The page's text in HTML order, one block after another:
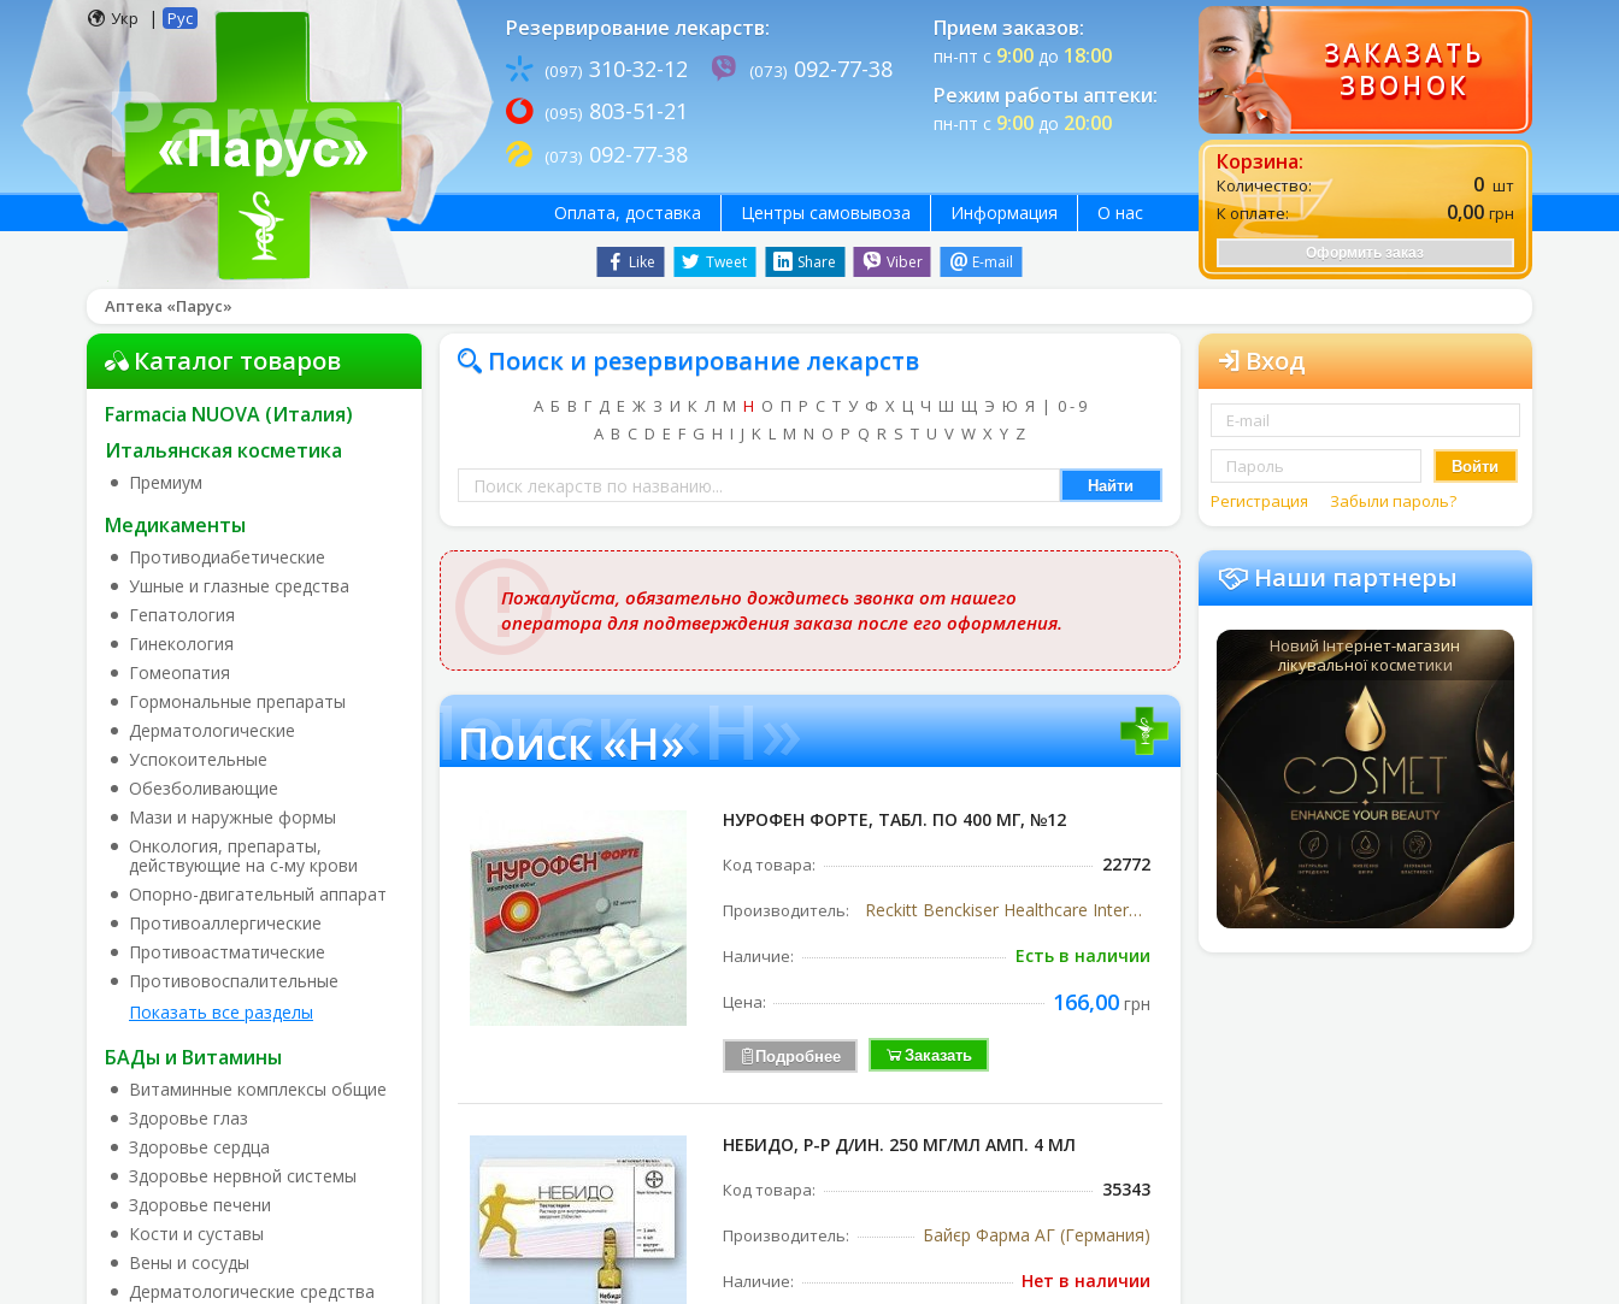
Укр | Рус Резервирование лекарств:
(097) 310-32-12
(095) 803-51-21
(073) 092-77-38
(073) 092-77-38
Прием заказов:
пн-пт с 9:00до 18:00
Режим работы аптеки:
пн-пт с 9:00до 20:00
ЗАКАЗАТЬ
ЗВОНОК
Корзина:
Количество: 0 шт
К оплате:
0,00 грн
Оформить заказ
Like Tweet Share Viber E-mail
Оплата, доставка Центры самовывоза Информация О нас
Аптека «Парус»
Каталог товаров
Farmacia NUOVA (Италия)
Итальянская косметика
Премиум
Медикаменты
Противодиабетические
Ушные и глазные средства
Гепатология
Гинекология
Гомеопатия
Гормональные препараты
Дерматологические
Успокоительные
Обезболивающие
Мази и наружные формы
Онкология, препараты,
действующие на с-му крови
Опорно-двигательный аппарат
Противоаллергические
Противоастматические
Противовоспалительные
Показать все разделы
БАДы и Витамины
Витаминные комплексы общие
Здоровье глаз
Здоровье сердца
Здоровье нервной системы
Здоровье печени
Кости и суставы
Вены и сосуды
Дерматологические средства
Поиск и резервирование лекарств
А Б В Г Д Е Ж З И К Л М Н О П Р С Т У Ф Х Ц Ч Ш Щ Э Ю Я | 0 - 9
A B C D E F G H I J K L M N O P Q R S T U V W X Y Z
Поиск
лекарств
по
названию
Найти
Пожалуйста, обязательно дождитесь звонка от нашего
оператора для подтверждения заказа после его оформления.
Поиск «Н»
Поиск «Н»
НУРОФЕН ФОРТЕ, ТАБЛ. ПО 400 МГ, №12
Код товара: 22772
Производитель: Reckitt Benckiser Healthcare International (Великобритания)
Наличие: Есть в наличии
Цена: 166,00грн
Подробнее Заказать
НЕБИДО, Р-Р Д/ИН. 250 МГ/МЛ АМП. 4 МЛ
Код товара: 35343
Производитель: Байєр Фарма АГ (Германия)
Наличие: Нет в наличии
Вход
Войти
Регистрация Забыли пароль?
Наши партнеры
Новий Інтернет-магазин
лікувальної косметики